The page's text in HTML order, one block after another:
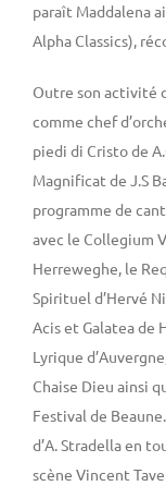
paraît Maddalena
Alpha Classics),
Outre son activité
comme chef
piedi di Cristo de
Magnificat de J.S
programme de
avec le Collegium
Herreweghe, le
Spirituel d’Hervé
Acis et Galatea de
Lyrique
Chaise Dieu ainsi
Festival de
d’A. Stradella en
scène Vincent